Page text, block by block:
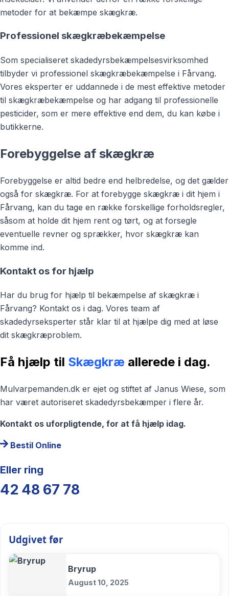
metoder for at bekæmpe skægkræ.
Professionel skægkræbekæmpelse
Som specialiseret skadedyrsbekæmpelsesvirksomhed
tilbyder vi professionel skægkræbekæmpelse i Fårvang.
Vores eksperter er uddannede i de mest effektive metoder
til skægkræbekæmpelse og har adgang til professionelle
pesticider, som er mere effektive end dem, du kan købe i
butikkerne.
Forebyggelse af skægkræ
Forebyggelse er altid bedre end helbredelse, og det gælder
også for skægkræ. For at forebygge skægkræ i dit hjem i
Fårvang, kan du tage en række forskellige forholdsregler,
såsom at holde dit hjem rent og tørt, og at forsegle
eventuelle revner og sprækker, hvor skægkræ kan
komme ind.
Kontakt os for hjælp
Har du brug for hjælp til bekæmpelse af skægkræ i
Fårvang? Kontakt os i dag. Vores team af
skadedyrseksperter står klar til at hjælpe dig med at løse
dit skægkræproblem.
Få hjælp til Skægkræ allerede i dag.
Mulvarpemanden.dk er ejet og stiftet af Janus Wiese, som
har været autoriseret skadedyrsbekæmper i flere år.
Kontakt os uforpligtende, for at få hjælp idag.
Bestil Online
Eller ring
42 48 67 78
Udgivet før
Bryrup
August 10, 2025